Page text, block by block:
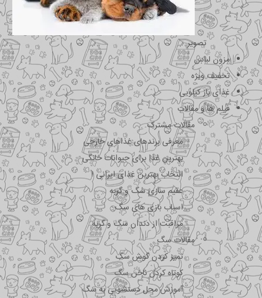
تصویر
مزون لباس
تخفیف ویژه
غذای باز کیلویی
فیلم ها و مقالات
مقالات مشترک
معرفی برندهای غذاهای خارجی
بهترین غذا برای حیوانات خانگی
انتخاب بهترین غذای ایرانی !
عقیم سازی سگ و گربه
اسباب بازی های سگ
مراقبت از دندان سگ و گربه
مقالات سگ
تمیز کردن گوش سگ
کوتاه کردن ناخن سگ
آموزش محل دستشویی به سگ